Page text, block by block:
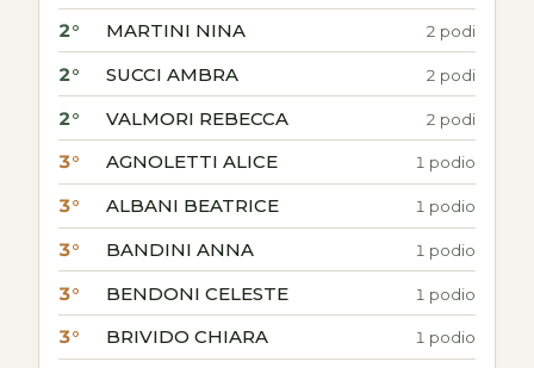
2° MARTINI NINA 2 podi
2° SUCCI AMBRA 2 podi
2° VALMORI REBECCA 2 podi
3° AGNOLETTI ALICE 1 podio
3° ALBANI BEATRICE 1 podio
3° BANDINI ANNA 1 podio
3° BENDONI CELESTE 1 podio
3° BRIVIDO CHIARA 1 podio